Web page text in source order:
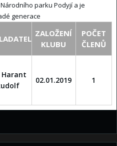
parku Podyjí a je
generace
ZALOŽENÍ
KLUBU
POČET
ČLENŮ
Harant
02.01.2019 1